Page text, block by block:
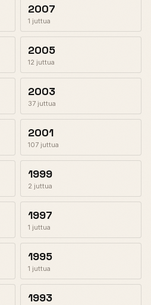
2007
1 juttua
2005
12 juttua
2003
37 juttua
2001
107 juttua
1999
2 juttua
1997
1 juttua
1995
1 juttua
1993